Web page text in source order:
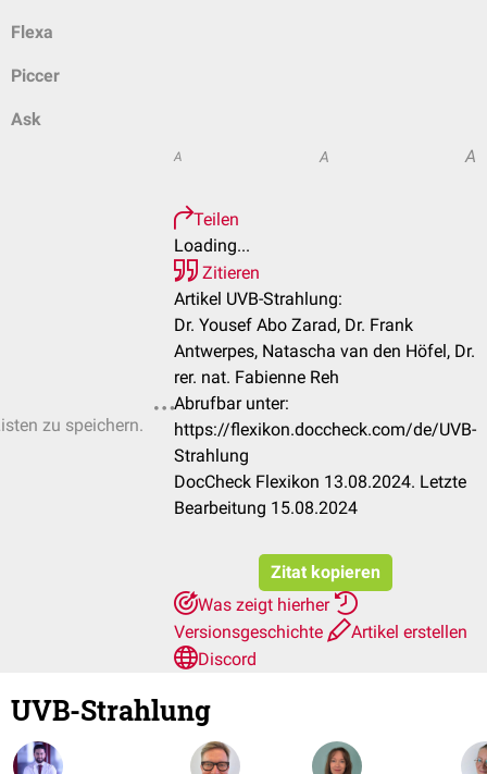
Flexa
Piccer
Ask
zu speichern.
A A A
Teilen
Loading...
Zitieren
Artikel UVB-Strahlung:
Dr. Yousef Abo Zarad, Dr. Frank
Antwerpes, Natascha van den Höfel, Dr.
rer. nat. Fabienne Reh
Abrufbar unter:
https://flexikon.doccheck.com/de/UVB-
Strahlung
DocCheck Flexikon 13.08.2024. Letzte
Bearbeitung 15.08.2024
Zitat kopieren
Was zeigt hierher
Versionsgeschichte
Artikel erstellen
Discord
UVB-Strahlung